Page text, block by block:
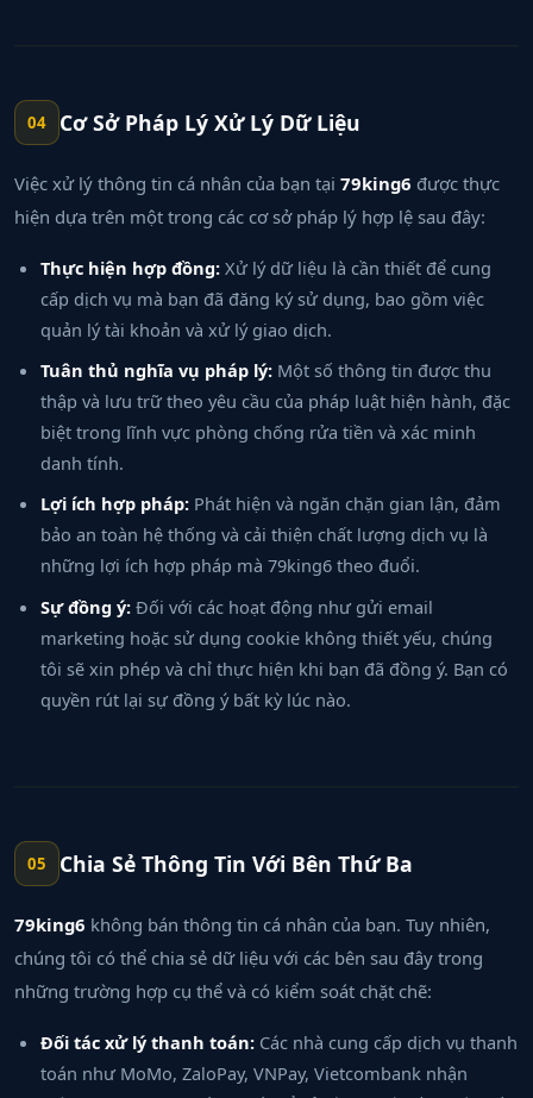
04 Cơ Sở Pháp Lý Xử Lý Dữ Liệu
Việc xử lý thông tin cá nhân của bạn tại 79king6 được thực
hiện dựa trên một trong các cơ sở pháp lý hợp lệ sau đây:
Thực hiện hợp đồng: Xử lý dữ liệu là cần thiết để cung
cấp dịch vụ mà bạn đã đăng ký sử dụng, bao gồm việc
quản lý tài khoản và xử lý giao dịch.
Tuân thủ nghĩa vụ pháp lý: Một số thông tin được thu
thập và lưu trữ theo yêu cầu của pháp luật hiện hành, đặc
biệt trong lĩnh vực phòng chống rửa tiền và xác minh
danh tính.
Lợi ích hợp pháp: Phát hiện và ngăn chặn gian lận, đảm
bảo an toàn hệ thống và cải thiện chất lượng dịch vụ là
những lợi ích hợp pháp mà 79king6 theo đuổi.
Sự đồng ý: Đối với các hoạt động như gửi email
marketing hoặc sử dụng cookie không thiết yếu, chúng
tôi sẽ xin phép và chỉ thực hiện khi bạn đã đồng ý. Bạn có
quyền rút lại sự đồng ý bất kỳ lúc nào.
05 Chia Sẻ Thông Tin Với Bên Thứ Ba
79king6 không bán thông tin cá nhân của bạn. Tuy nhiên,
chúng tôi có thể chia sẻ dữ liệu với các bên sau đây trong
những trường hợp cụ thể và có kiểm soát chặt chẽ:
Đối tác xử lý thanh toán: Các nhà cung cấp dịch vụ thanh
toán như MoMo, ZaloPay, VNPay, Vietcombank nhận